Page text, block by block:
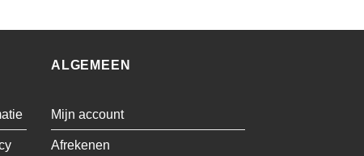
ALGEMEEN
Mijn account
Afrekenen